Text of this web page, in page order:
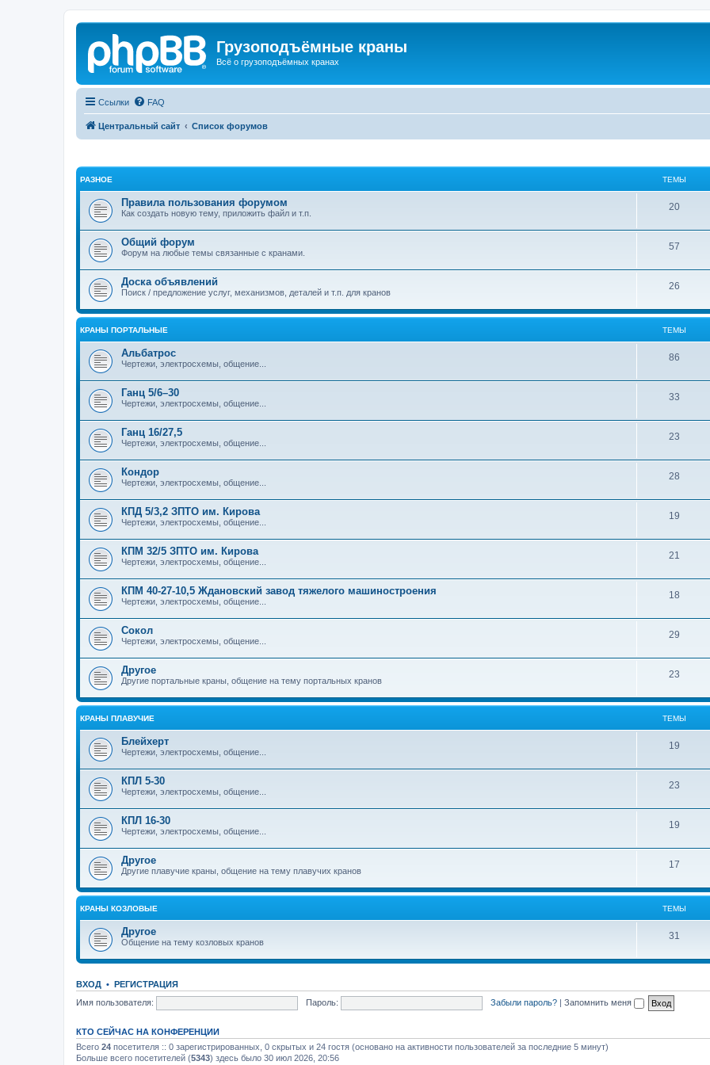
Грузоподъёмные краны
Всё о грузоподъёмных кранах
Ссылки FAQ
Центральный сайт Список форумов
РАЗНОЕ ТЕМЫ
Правила пользования форумом
Как создать новую тему, приложить файл и т.п.
20
Общий форум
Форум на любые темы связанные с кранами.
57
Доска объявлений
Поиск / предложение услуг, механизмов, деталей и т.п. для кранов
26
КРАНЫ ПОРТАЛЬНЫЕ ТЕМЫ
Альбатрос
Чертежи, электросхемы, общение...
86
Ганц 5/6–30
Чертежи, электросхемы, общение...
33
Ганц 16/27,5
Чертежи, электросхемы, общение...
23
Кондор
Чертежи, электросхемы, общение...
28
КПД 5/3,2 ЗПТО им. Кирова
Чертежи, электросхемы, общение...
19
КПМ 32/5 ЗПТО им. Кирова
Чертежи, электросхемы, общение...
21
КПМ 40-27-10,5 Ждановский завод тяжелого машиностроения
Чертежи, электросхемы, общение...
18
Сокол
Чертежи, электросхемы, общение...
29
Другое
Другие портальные краны, общение на тему портальных кранов
23
КРАНЫ ПЛАВУЧИЕ ТЕМЫ
Блейхерт
Чертежи, электросхемы, общение...
19
КПЛ 5-30
Чертежи, электросхемы, общение...
23
КПЛ 16-30
Чертежи, электросхемы, общение...
19
Другое
Другие плавучие краны, общение на тему плавучих кранов
17
КРАНЫ КОЗЛОВЫЕ ТЕМЫ
Другое
Общение на тему козловых кранов
31
ВХОД • РЕГИСТРАЦИЯ
Имя пользователя:
Пароль: Забыли пароль? | Запомнить меня
КТО СЕЙЧАС НА КОНФЕРЕНЦИИ
Всего 24 посетителя :: 0 зарегистрированных, 0 скрытых и 24 гостя (основано на активности пользователей за последние 5 минут)
Больше всего посетителей (5343) здесь было 30 июл 2026, 20:56